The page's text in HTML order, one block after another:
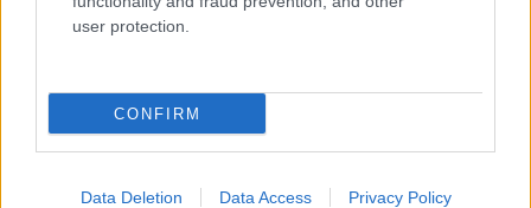
user protection.
CONFIRM
Data Deletion Data Access Privacy Policy